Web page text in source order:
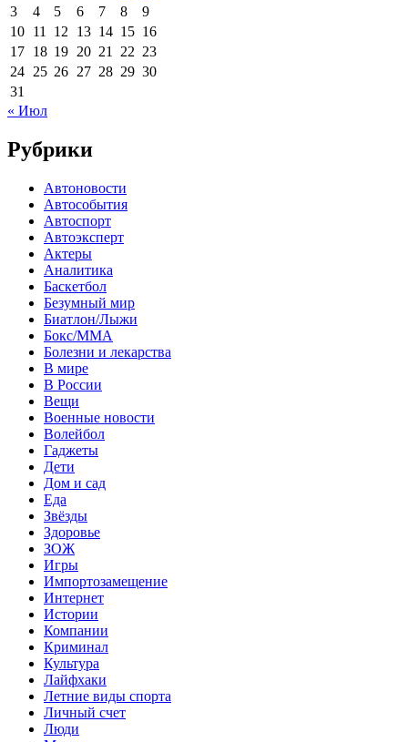
3
4 5 6 7 8
9
10 11 12 13 14 15 16
17 18 19 20 21 22 23
24 25 26 27 28 29 30
31
« Июл
Рубрики
Автоновости
Автособытия
Автоспорт
Автоэксперт
Актеры
Аналитика
Баскетбол
Безумный мир
Биатлон/Лыжи
Бокс/MMA
Болезни и лекарства
В мире
В России
Вещи
Военные новости
Волейбол
Гаджеты
Дети
Дом и сад
Еда
Звёзды
Здоровье
ЗОЖ
Игры
Импортозамещение
Интернет
Истории
Компании
Криминал
Культура
Лайфхаки
Летние виды спорта
Личный счет
Люди